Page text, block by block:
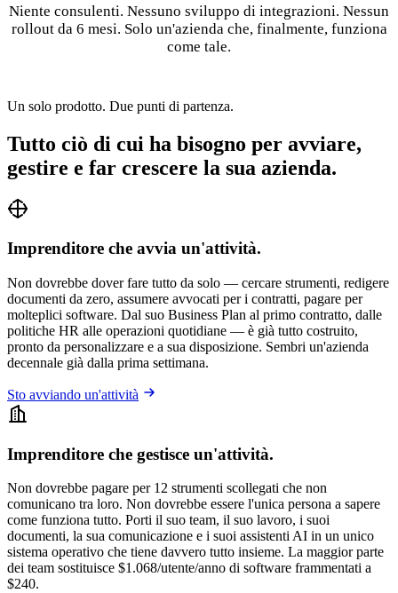
Niente consulenti. Nessuno sviluppo di integrazioni. Nessun
rollout da 6 mesi. Solo un'azienda che, finalmente, funziona
come tale.
Un solo prodotto. Due punti di partenza.
Tutto ciò di cui ha bisogno per avviare,
gestire e far crescere la sua azienda.
Imprenditore che avvia un'attività.
Non dovrebbe dover fare tutto da solo — cercare strumenti, redigere
documenti da zero, assumere avvocati per i contratti, pagare per
molteplici software. Dal suo Business Plan al primo contratto, dalle
politiche HR alle operazioni quotidiane — è già tutto costruito,
pronto da personalizzare e a sua disposizione. Sembri un'azienda
decennale già dalla prima settimana.
Sto avviando un'attività
Imprenditore che gestisce un'attività.
Non dovrebbe pagare per 12 strumenti scollegati che non
comunicano tra loro. Non dovrebbe essere l'unica persona a sapere
come funziona tutto. Porti il suo team, il suo lavoro, i suoi
documenti, la sua comunicazione e i suoi assistenti AI in un unico
sistema operativo che tiene davvero tutto insieme. La maggior parte
dei team sostituisce $1.068/utente/anno di software frammentati a
$240.